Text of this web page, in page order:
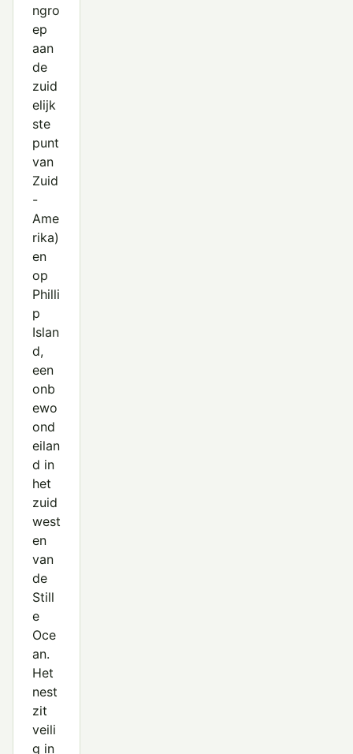
ngro
ep
aan
de
zuid
elijk
ste
punt
van
Zuid
-
Ame
rika)
en
op
Philli
p
Islan
d,
een
onb
ewo
ond
eilan
d in
het
zuid
west
en
van
de
Still
e
Oce
an.
Het
nest
zit
veili
g in